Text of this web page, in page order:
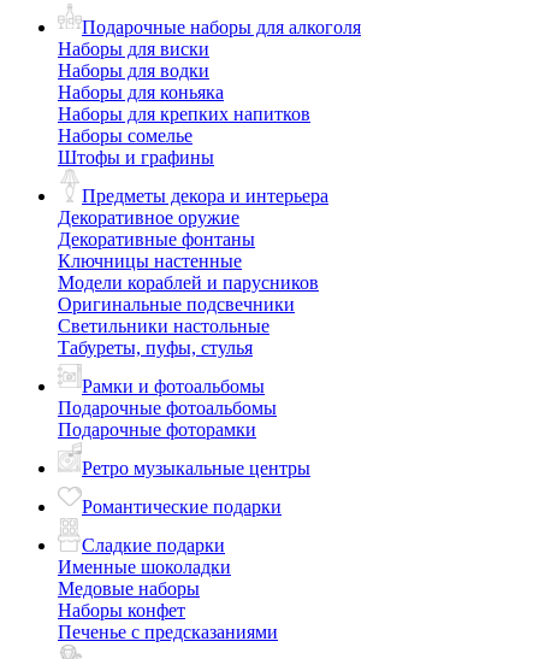
Подарочные наборы для алкоголя
Наборы для виски
Наборы для водки
Наборы для коньяка
Наборы для крепких напитков
Наборы сомелье
Штофы и графины
Предметы декора и интерьера
Декоративное оружие
Декоративные фонтаны
Ключницы настенные
Модели кораблей и парусников
Оригинальные подсвечники
Светильники настольные
Табуреты, пуфы, стулья
Рамки и фотоальбомы
Подарочные фотоальбомы
Подарочные фоторамки
Ретро музыкальные центры
Романтические подарки
Сладкие подарки
Именные шоколадки
Медовые наборы
Наборы конфет
Печенье с предсказаниями